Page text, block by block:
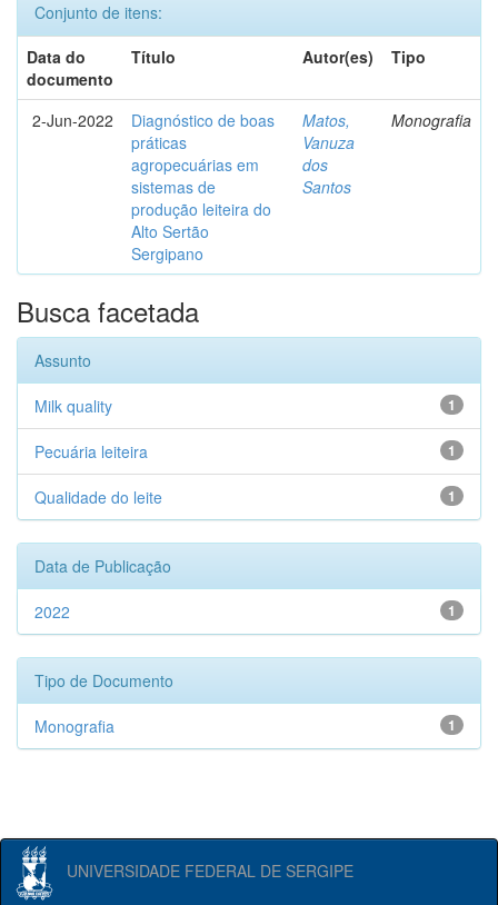
Conjunto de itens:
Data do
documento
Título Autor(es) Tipo
2-Jun-2022
Diagnóstico de boas
práticas
agropecuárias em
sistemas de
produção leiteira do
Alto Sertão
Sergipano
Matos,
Vanuza
dos
Santos
Monografia
Busca facetada
Assunto
1
Milk quality
1
Pecuária leiteira
1
Qualidade do leite
Data de Publicação
1
2022
Tipo de Documento
1
Monografia
UNIVERSIDADE FEDERAL DE SERGIPE